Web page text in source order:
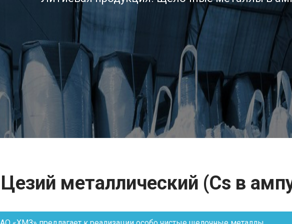
Цезий металлический (Cs в